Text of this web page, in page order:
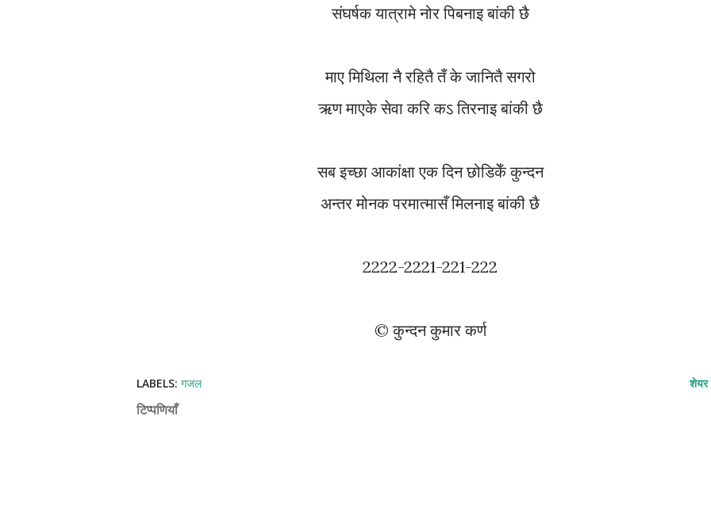
संघर्षक यात्रामे नोर पिबनाइ बांकी छै
माए मिथिला नै रहितै तँ के जानितै सगरो
ऋण माएके सेवा करि कऽ तिरनाइ बांकी छै
सब इच्छा आकांक्षा एक दिन छोडिकेँ कुन्दन
अन्तर मोनक परमात्मासँ मिलनाइ बांकी छै
2222-2221-221-222
© कुन्दन कुमार कर्ण
LABELS: गजल शेयर
टिप्पणियाँ